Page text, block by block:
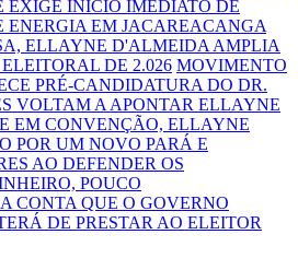
INÍCIO IMEDIATO DE
EM JACAREACANGA
ELLAYNE D'ALMEIDA AMPLIA
DE 2.026 MOVIMENTO
PRÉ-CANDIDATURA DO DR.
VOLTAM A APONTAR ELLAYNE
EM CONVENÇÃO, ELLAYNE
POR UM NOVO PARÁ E
AO DEFENDER OS
POUCO
CONTA QUE O GOVERNO
DE PRESTAR AO ELEITOR